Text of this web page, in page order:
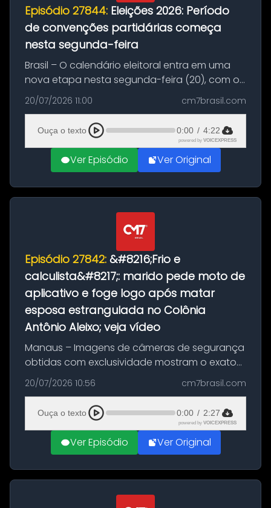
Episódio 27844: Eleições 2026: Período
de convenções partidárias começa
nesta segunda-feira
Brasil – O calendário eleitoral entra em uma
nova etapa nesta segunda-feira (20), com o
início do período destinado às convenções
partidárias. Até 5 de agosto, partidos e
federações poderão oficializa...
20/07/2026 11:00 cm7brasil.com
Ouça o texto 0:00 / 4:22
powered by VOICEXPRESS
Ver Episódio Ver Original
Episódio 27842: &#8216;Frio e
calculista&#8217;: marido pede moto de
aplicativo e foge logo após matar
esposa estrangulada no Colônia
Antônio Aleixo; veja vídeo
Manaus – Imagens de câmeras de segurança
obtidas com exclusividade mostram o exato
momento da fuga do principal suspeito da
morte de Larissa Araújo, de 28 anos. O crime
ocorreu na noite deste último d...
20/07/2026 10:56 cm7brasil.com
Ouça o texto 0:00 / 2:27
powered by VOICEXPRESS
Ver Episódio Ver Original